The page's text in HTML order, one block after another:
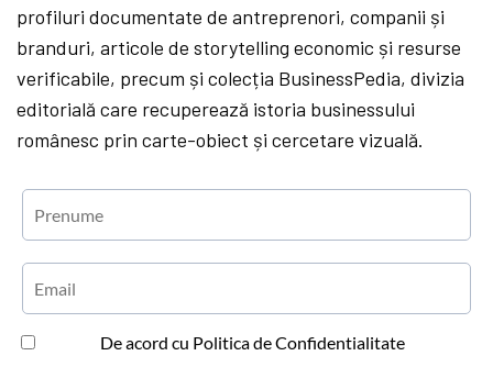
profiluri documentate de antreprenori, companii și
branduri, articole de storytelling economic și resurse
verificabile, precum și colecția BusinessPedia, divizia
editorială care recuperează istoria businessului
românesc prin carte-obiect și cercetare vizuală.